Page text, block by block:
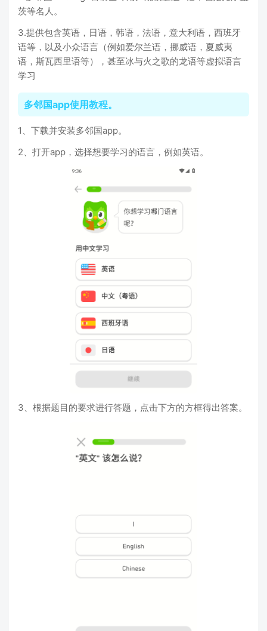
茨等名人。
3.提供包含英语，日语，韩语，法语，意大利语，西班牙
语等，以及小众语言（例如爱尔兰语，挪威语，夏威夷
语，斯瓦西里语等），甚至冰与火之歌的龙语等虚拟语言
学习
多邻国app使用教程。
1、下载并安装多邻国app。
2、打开app，选择想要学习的语言，例如英语。
3、根据题目的要求进行答题，点击下方的方框得出答案。